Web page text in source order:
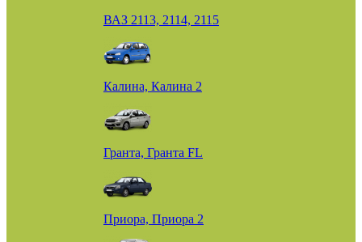
ВАЗ 2113, 2114, 2115
Калина, Калина 2
Гранта, Гранта FL
Приора, Приора 2